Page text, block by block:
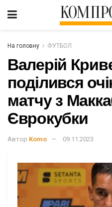
На головну ФУТБОЛ
Валерій
поділився
матчу з
Єврокубки
Автор Komo 09.11.2023